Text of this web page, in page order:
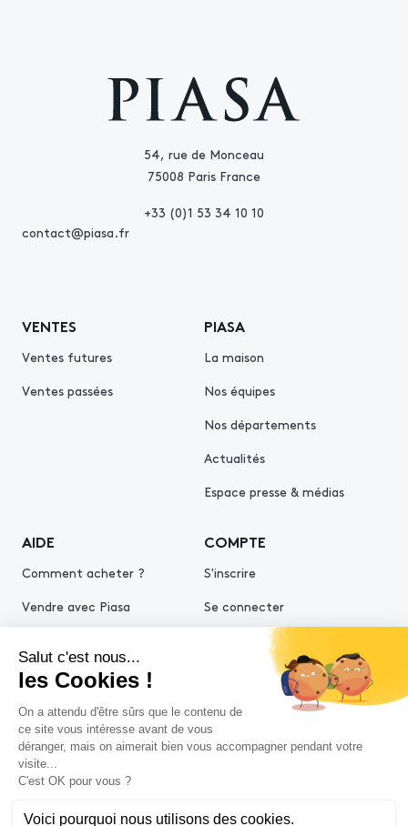
54, rue de Monceau
75008 Paris France
+33 (0)1 53 34 10 10
contact@piasa.fr
VENTES
Ventes futures
Ventes passées
PIASA
La maison
Nos équipes
Nos départements
Actualités
Espace presse & médias
AIDE
Comment acheter ?
Vendre avec Piasa
COMPTE
S'inscrire
Se connecter
Politiques de confidentialitéPolitique cookies